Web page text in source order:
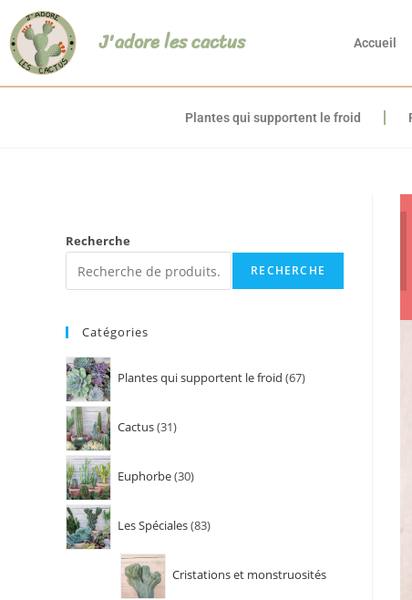
J'adore les cactus Accueil
Plantes qui supportent le froid
Recherche
RECHERCHE
Catégories
Plantes qui supportent le froid 67
Cactus 31
Euphorbe 30
Les Spéciales 83
Cristations et monstruosités